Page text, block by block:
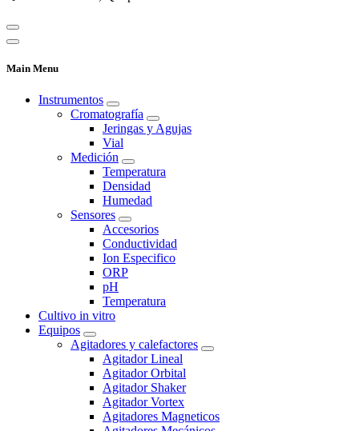
Main Menu
Instrumentos
Cromatografía
Jeringas y Agujas
Vial
Medición
Temperatura
Densidad
Humedad
Sensores
Accesorios
Conductividad
Ion Especifico
ORP
pH
Temperatura
Cultivo in vitro
Equipos
Agitadores y calefactores
Agitador Lineal
Agitador Orbital
Agitador Shaker
Agitador Vortex
Agitadores Magneticos